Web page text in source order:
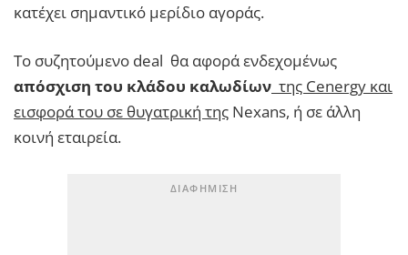
κατέχει σημαντικό μερίδιο αγοράς.
Το συζητούμενο deal θα αφορά ενδεχομένως
απόσχιση του κλάδου καλωδίων της Cenergy και
εισφορά του σε θυγατρική της Nexans, ή σε άλλη
κοινή εταιρεία.